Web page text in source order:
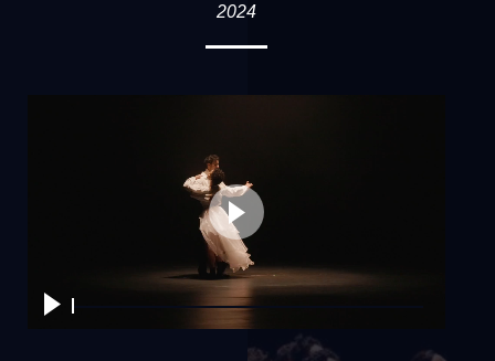
2024